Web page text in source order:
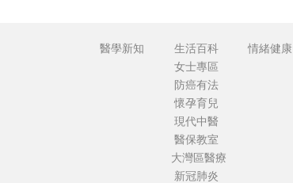
醫學新知
生活百科
女士專區
防癌有法
懷孕育兒
現代中醫
醫保教室
大灣區醫療
新冠肺炎
情緒健康